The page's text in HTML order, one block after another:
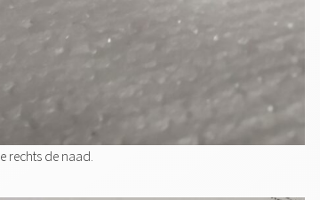
rechts de naad.